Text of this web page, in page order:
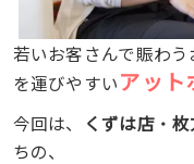
若いお客さんで賑わ
を運びやすいアット
今回は、
くずは店・
ちの、